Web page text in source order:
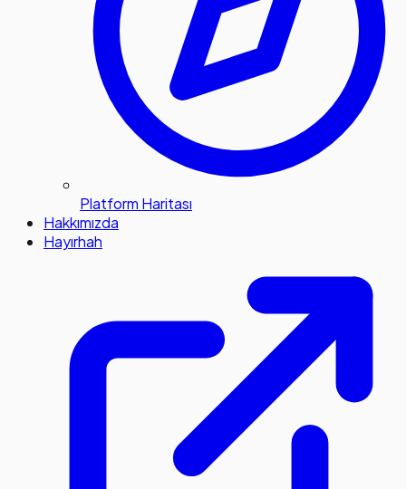
Platform Haritası
Hakkımızda
Hayırhah